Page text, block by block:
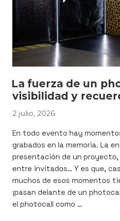
La fuerza de un
visibilidad y
PUBLICADO
2 julio, 2026
En todo evento hay
grabados en la memoria. La
presentación de un
entre invitados… Y es que,
muchos de esos momentos
¡pasan delante de un
el photocall como …